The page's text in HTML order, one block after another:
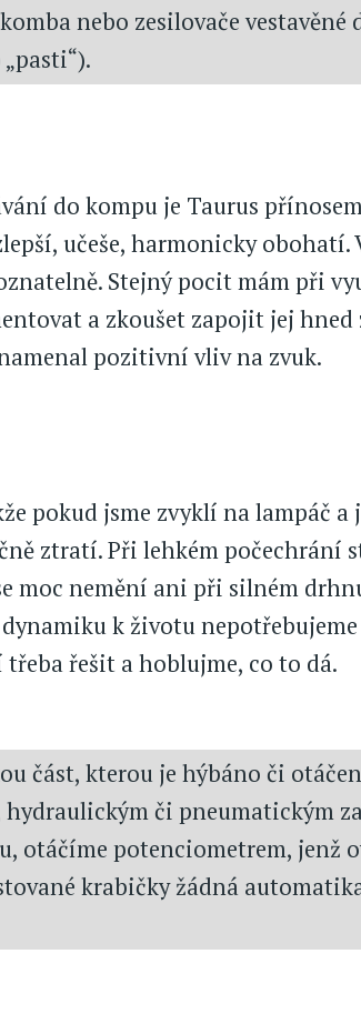
nebo zesilovače vestavěné
do kompu je Taurus
učeše, harmonicky obohatí.
Stejný pocit mám při
a zkoušet zapojit jej hned
pozitivní vliv na zvuk.
pokud jsme zvyklí na lampáč a
ztratí. Při lehkém počechrání
moc nemění ani při silném
k životu
řešit a hoblujme, co to dá.
část, kterou je hýbáno či
či pneumatickým
otáčíme potenciometrem, jenž
krabičky žádná